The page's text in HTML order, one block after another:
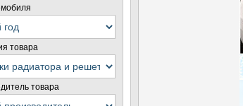
товара
товара